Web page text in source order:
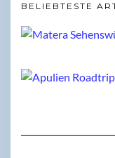
BELIEBTESTE